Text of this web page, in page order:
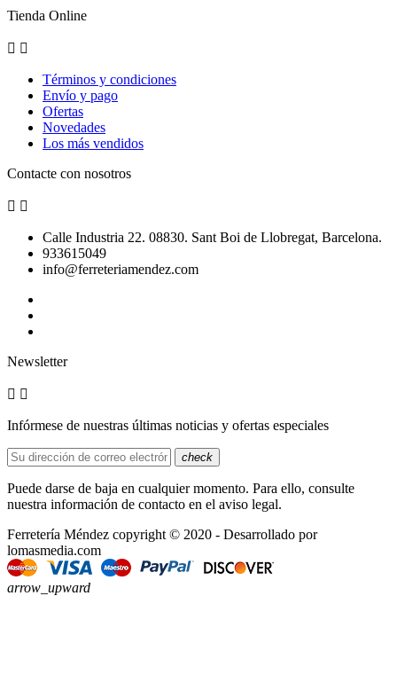
Tienda Online
 
Términos y condiciones
Envío y pago
Ofertas
Novedades
Los más vendidos
Contacte con nosotros
 
Calle Industria 22. 08830. Sant Boi de Llobregat, Barcelona.
933615049
info@ferreteriamendez.com
Newsletter
 
Infórmese de nuestras últimas noticias y ofertas especiales
check
Puede darse de baja en cualquier momento. Para ello, consulte
nuestra información de contacto en el aviso legal.
Ferretería Méndez copyright © 2020 - Desarrollado por
lomasmedia.com
arrow_upward